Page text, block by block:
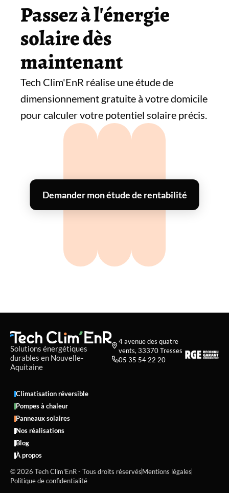
Passez à l'énergie
solaire dès
maintenant
Tech Clim'EnR réalise une étude de
dimensionnement gratuite à votre domicile
pour calculer votre potentiel solaire précis.
Demander mon étude de rentabilité
Solutions énergétiques
durables en Nouvelle-
Aquitaine

4 avenue des quatre
vents, 33370 Tresses
05 35 54 22 20
Climatisation réversible
Pompes à chaleur
Panneaux solaires
Nos réalisations
Blog
À propos
© 2026 Tech Clim'EnR - Tous droits réservésMentions légales
Politique de confidentialité